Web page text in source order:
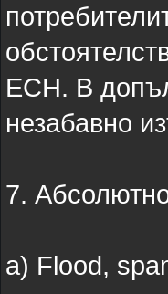
ЕСН. В
незабавно
7.
а) Flood,